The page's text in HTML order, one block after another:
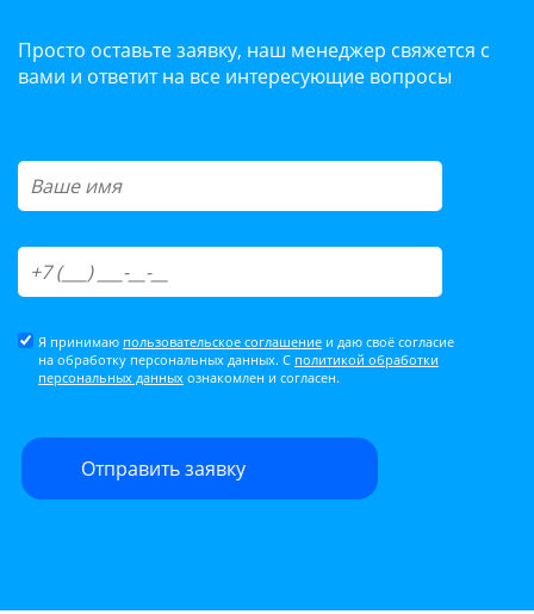
Просто оставьте заявку, наш менеджер свяжется с
вами и ответит на все интересующие вопросы
Я принимаю пользовательское соглашение и даю своё согласие
на обработку персональных данных. С политикой обработки
персональных данных ознакомлен и согласен.